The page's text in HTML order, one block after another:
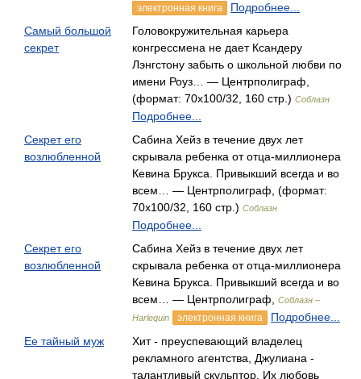
электронная книга
Подробнее...
Самый большой
секрет
Головокружительная карьера
конгрессмена не дает Ксандеру
Лэнгстону забыть о школьной любви по
имени Роуз… — Центрполиграф,
(формат: 70x100/32, 160 стр.) Соблазн
Подробнее...
Секрет его
возлюбленной
Сабина Хейз в течение двух лет
скрывала ребенка от отца-миллионера
Кевина Брукса. Привыкший всегда и во
всем… — Центрполиграф, (формат:
70x100/32, 160 стр.) Соблазн
Подробнее...
Секрет его
возлюбленной
Сабина Хейз в течение двух лет
скрывала ребенка от отца-миллионера
Кевина Брукса. Привыкший всегда и во
всем… — Центрполиграф,
Соблазн –
Harlequin
электронная книга
Подробнее...
Ее тайный муж
Хит - преуспевающий владелец
рекламного агентства, Джулиана -
талантливый скульптор. Их любовь